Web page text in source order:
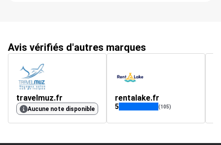
Avis vérifiés d'autres marques
travelmuz.fr
Aucune note disponible
rentalake.fr
5 (105)